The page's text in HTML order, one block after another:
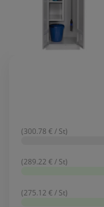
(300.78 € / St)
(289.22 € / St)
(275.12 € / St)